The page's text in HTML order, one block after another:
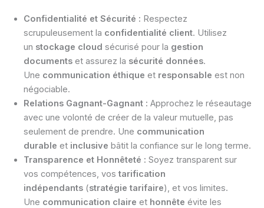
Confidentialité et Sécurité : Respectez
scrupuleusement la confidentialité client. Utilisez
un stockage cloud sécurisé pour la gestion
documents et assurez la sécurité données.
Une communication éthique et responsable est non
négociable.
Relations Gagnant-Gagnant : Approchez le réseautage
avec une volonté de créer de la valeur mutuelle, pas
seulement de prendre. Une communication
durable et inclusive bâtit la confiance sur le long terme.
Transparence et Honnêteté : Soyez transparent sur
vos compétences, vos tarification
indépendants (stratégie tarifaire), et vos limites.
Une communication claire et honnête évite les